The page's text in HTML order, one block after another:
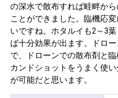
の深水で散布すれば畦畔か
ことができました。臨機応
いですね。ホタルイも2～3
ば十分効果が出ます。ドロ
で、ドローンでの散布剤と
カンドショットをうまく使
が可能だと思います。